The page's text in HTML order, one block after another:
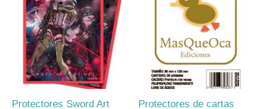
Protectores Sword Art
Protectores de cartas